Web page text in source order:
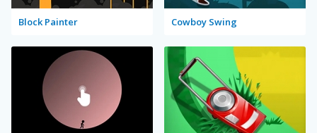
Block Painter Cowboy Swing